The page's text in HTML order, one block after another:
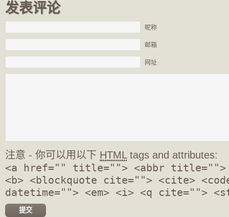
发表评论
昵称
邮箱
网址
注意 - 你可以用以下 HTMLtags and attributes:
<a href="" title=""> <abbr title="">
<b> <blockquote cite=""> <cite>
datetime=""> <em> <i> <q cite="">